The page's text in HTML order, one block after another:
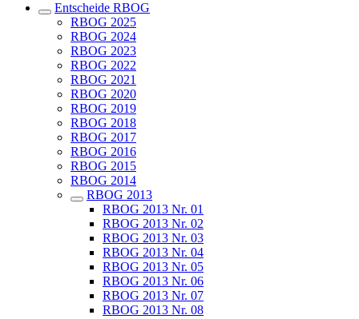
Entscheide RBOG
RBOG 2025
RBOG 2024
RBOG 2023
RBOG 2022
RBOG 2021
RBOG 2020
RBOG 2019
RBOG 2018
RBOG 2017
RBOG 2016
RBOG 2015
RBOG 2014
RBOG 2013
RBOG 2013 Nr. 01
RBOG 2013 Nr. 02
RBOG 2013 Nr. 03
RBOG 2013 Nr. 04
RBOG 2013 Nr. 05
RBOG 2013 Nr. 06
RBOG 2013 Nr. 07
RBOG 2013 Nr. 08